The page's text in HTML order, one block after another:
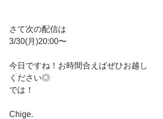
さて次の配信は
3/30(月)20:00〜
今日ですね！お時間合えばぜひお越し
ください◎
では！
Chige.